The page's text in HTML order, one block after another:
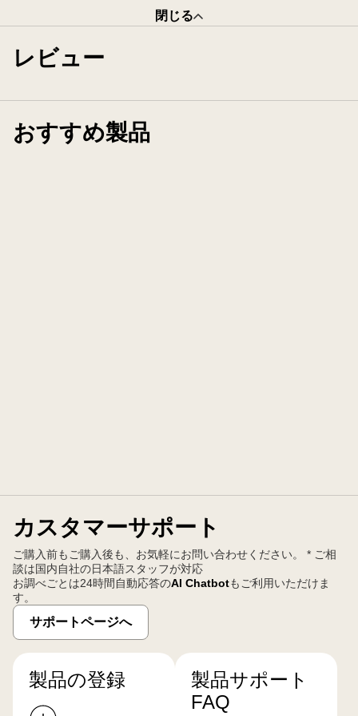
閉じる
レビュー
おすすめ製品
カスタマーサポート
ご購入前もご購入後も、お気軽にお問い合わせください。 * ご相
談は国内自社の日本語スタッフが対応
お調べごとは24時間自動応答のAI Chatbotもご利用いただけま
す。
サポートページへ
製品の登録
製品サポート
FAQ